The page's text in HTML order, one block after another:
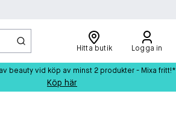
Hitta butik Logga in
beauty vid köp av minst 2 produkter - Mixa fritt!*
Köp här